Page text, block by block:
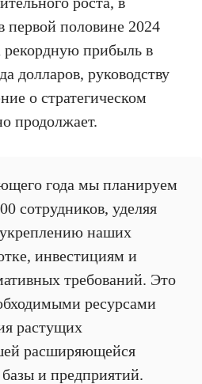
первой половине 2024
рекордную прибыль в
долларов, руководству
о стратегическом
продолжает.
года мы планируем
сотрудников, уделяя
наших
инвестициям и
требований. Это
ресурсами
растущих
расширяющейся
базы и предприятий.